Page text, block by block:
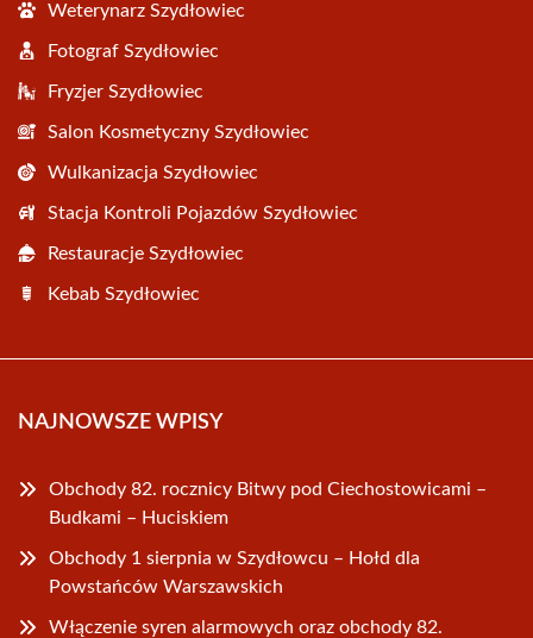
Weterynarz Szydłowiec
Fotograf Szydłowiec
Fryzjer Szydłowiec
Salon Kosmetyczny Szydłowiec
Wulkanizacja Szydłowiec
Stacja Kontroli Pojazdów Szydłowiec
Restauracje Szydłowiec
Kebab Szydłowiec
NAJNOWSZE WPISY
Obchody 82. rocznicy Bitwy pod Ciechostowicami –
Budkami – Huciskiem
Obchody 1 sierpnia w Szydłowcu – Hołd dla
Powstańców Warszawskich
Włączenie syren alarmowych oraz obchody 82.